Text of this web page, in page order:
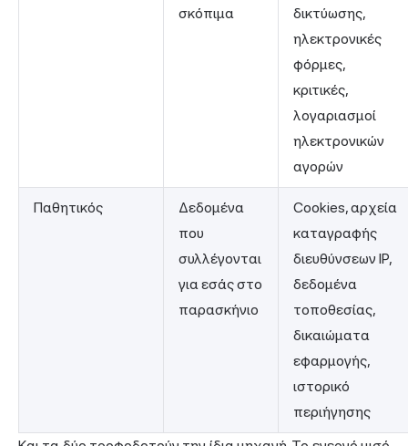
σκόπιμα
δικτύωσης,
ηλεκτρονικές
φόρμες,
κριτικές,
λογαριασμοί
ηλεκτρονικών
αγορών
Παθητικός
Δεδομένα
που
συλλέγονται
για εσάς στο
παρασκήνιο
Cookies, αρχεία
καταγραφής
διευθύνσεων IP,
δεδομένα
τοποθεσίας,
δικαιώματα
εφαρμογής,
ιστορικό
περιήγησης